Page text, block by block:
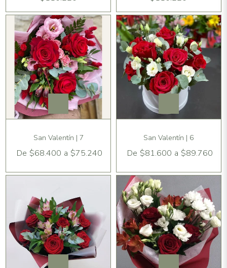
San Valentín | 7
De $68.400 a $75.240
San Valentín | 6
De $81.600 a $89.760